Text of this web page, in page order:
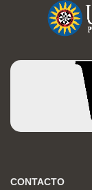
CONTACTO